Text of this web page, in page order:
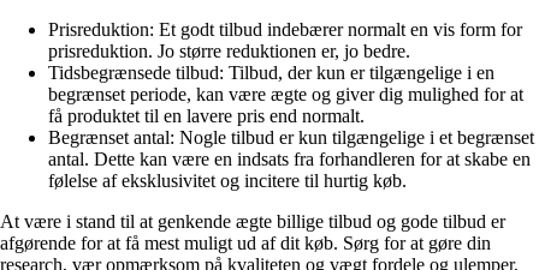
Prisreduktion: Et godt tilbud indebærer normalt en vis form for
prisreduktion. Jo større reduktionen er, jo bedre.
Tidsbegrænsede tilbud: Tilbud, der kun er tilgængelige i en
begrænset periode, kan være ægte og giver dig mulighed for at
få produktet til en lavere pris end normalt.
Begrænset antal: Nogle tilbud er kun tilgængelige i et begrænset
antal. Dette kan være en indsats fra forhandleren for at skabe en
følelse af eksklusivitet og incitere til hurtig køb.
At være i stand til at genkende ægte billige tilbud og gode tilbud er
afgørende for at få mest muligt ud af dit køb. Sørg for at gøre din
research, vær opmærksom på kvaliteten og vægt fordele og ulemper,